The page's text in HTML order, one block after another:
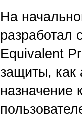
На
разработал
Equivalent
защиты, как
назначение